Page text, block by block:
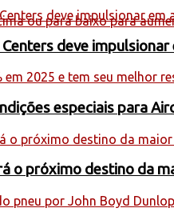
ou para baixo para
deve
especiais para
o próximo destino da